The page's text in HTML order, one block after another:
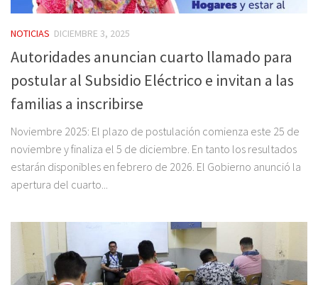
NOTICIAS DICIEMBRE 3, 2025
Autoridades anuncian cuarto llamado para
postular al Subsidio Eléctrico e invitan a las
familias a inscribirse
Noviembre 2025: El plazo de postulación comienza este 25 de
noviembre y finaliza el 5 de diciembre. En tanto los resultados
estarán disponibles en febrero de 2026. El Gobierno anunció la
apertura del cuarto...